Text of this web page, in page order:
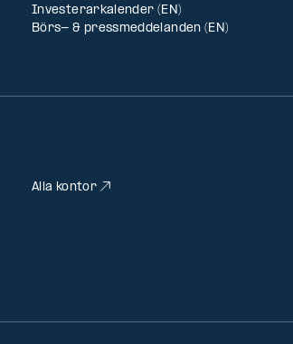
Investerarkalender (EN)
Börs- & pressmeddelanden (EN)
Alla kontor